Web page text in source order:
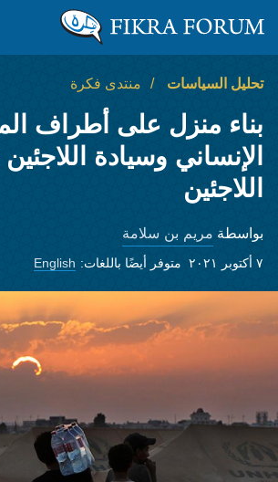
معهد واشنطن لسياسات الشرق الأدنى
تحليل السياسات منتدى فكرة
بناء منزل على أطراف
الإنساني وسيادة
اللاجئين
بواسطة مريم بن سلامة
٧ أكتوبر ٢٠٢١ متوفر أيضًا باللغات: English